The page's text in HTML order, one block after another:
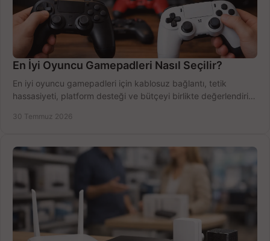
En İyi Oyuncu Gamepadleri Nasıl Seçilir?
En iyi oyuncu gamepadleri için kablosuz bağlantı, tetik
hassasiyeti, platform desteği ve bütçeyi birlikte değerlendirin;
30 Temmuz 2026